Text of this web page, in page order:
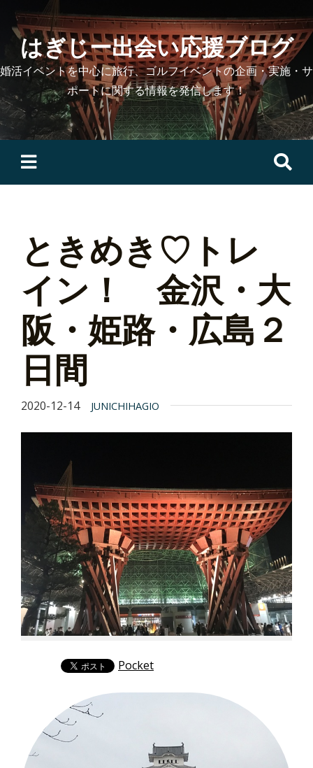
contentはぎじー出会い応援ブログ
婚活イベントを中心に旅行、ゴルフイベントの企画・実施・サ
ポートに関する情報を発信します！
ときめき♡トレ
イン！ 金沢・大
阪・姫路・広島２
日間
2020-12-14 JUNICHIHAGIO
Pocket